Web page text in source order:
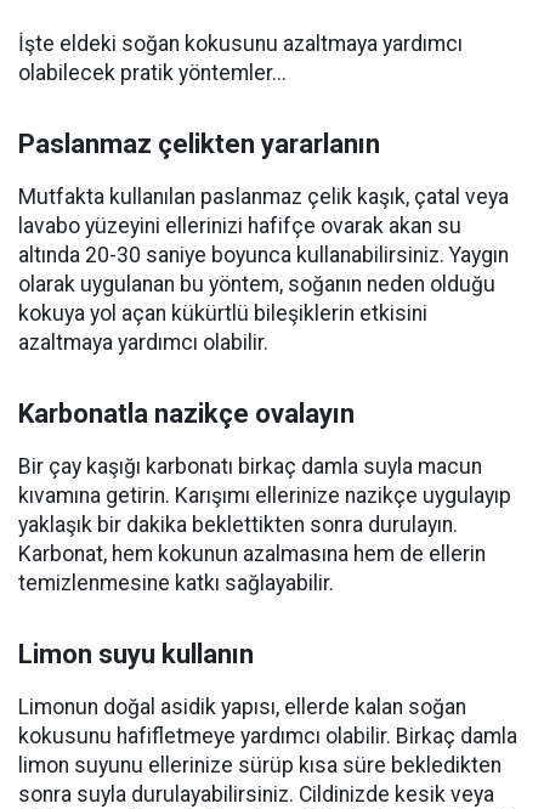
İşte eldeki soğan kokusunu azaltmaya yardımcı
olabilecek pratik yöntemler...
Paslanmaz çelikten yararlanın
Mutfakta kullanılan paslanmaz çelik kaşık, çatal veya
lavabo yüzeyini ellerinizi hafifçe ovarak akan su
altında 20-30 saniye boyunca kullanabilirsiniz. Yaygın
olarak uygulanan bu yöntem, soğanın neden olduğu
kokuya yol açan kükürtlü bileşiklerin etkisini
azaltmaya yardımcı olabilir.
Karbonatla nazikçe ovalayın
Bir çay kaşığı karbonatı birkaç damla suyla macun
kıvamına getirin. Karışımı ellerinize nazikçe uygulayıp
yaklaşık bir dakika beklettikten sonra durulayın.
Karbonat, hem kokunun azalmasına hem de ellerin
temizlenmesine katkı sağlayabilir.
Limon suyu kullanın
Limonun doğal asidik yapısı, ellerde kalan soğan
kokusunu hafifletmeye yardımcı olabilir. Birkaç damla
limon suyunu ellerinize sürüp kısa süre bekledikten
sonra suyla durulayabilirsiniz. Cildinizde kesik veya